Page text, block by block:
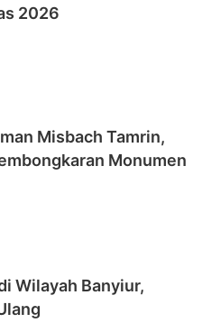
2026
Misbach Tamrin,
Monumen
Wilayah Banyiur,